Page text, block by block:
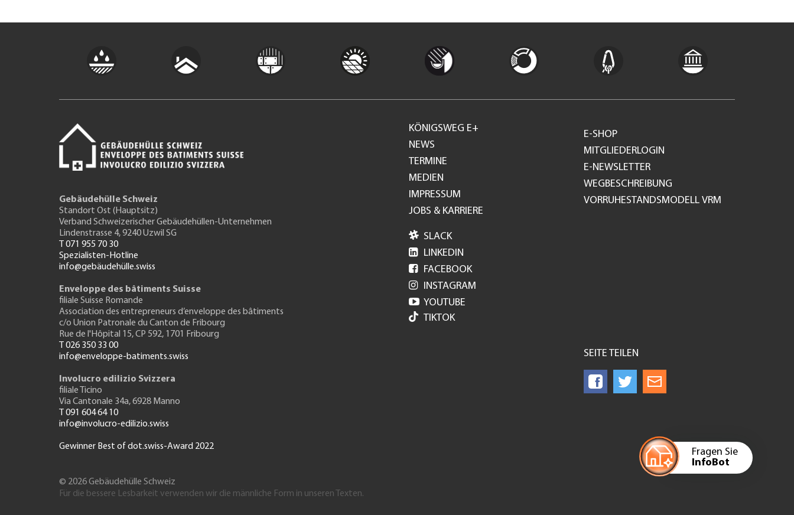
Fragen Sie
InfoBot
Gebäudehülle Schweiz
Standort Ost (Hauptsitz)
Verband Schweizerischer Gebäudehüllen-Unternehmen
Lindenstrasse 4, 9240 Uzwil SG
T 071 955 70 30
Spezialisten-Hotline
info@gebäudehülle.swiss
Enveloppe des bâtiments Suisse
filiale Suisse Romande
Association des entrepreneurs d’enveloppe des bâtiments
c/o Union Patronale du Canton de Fribourg
Rue de l'Hôpital 15, CP 592, 1701 Fribourg
T 026 350 33 00
info@enveloppe-batiments.swiss
Involucro edilizio Svizzera
filiale Ticino
Via Cantonale 34a, 6928 Manno
T 091 604 64 10
info@involucro-edilizio.swiss
Gewinner Best of dot.swiss-Award 2022
Footer
GH
KÖNIGSWEG E+
NEWS
TERMINE
MEDIEN
IMPRESSUM
JOBS & KARRIERE
E-SHOP
MITGLIEDERLOGIN
E-NEWSLETTER
WEGBESCHREIBUNG
VORRUHESTANDSMODELL VRM
 SLACK
 LINKEDIN
 FACEBOOK
 INSTAGRAM
 YOUTUBE
TIKTOK
SEITE TEILEN
© 2026 Gebäudehülle Schweiz
Für die bessere Lesbarkeit verwenden wir die männliche Form in unseren Texten.